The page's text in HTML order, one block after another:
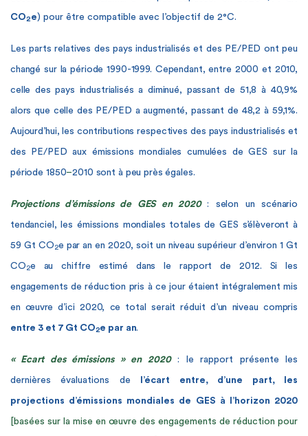
CO2 e) pour être compatible avec l’objectif de 2°C.
Les parts relatives des pays industrialisés et des PE/PED ont peu
changé sur la période 1990-1999. Cependant, entre 2000 et 2010,
celle des pays industrialisés a diminué, passant de 51,8 à 40,9%
alors que celle des PE/PED a augmenté, passant de 48,2 à 59,1%.
Aujourd’hui, les contributions respectives des pays industrialisés et
des PE/PED aux émissions mondiales cumulées de GES sur la
période 1850–2010 sont à peu près égales.
Projections d’émissions de GES en 2020: selon un scénario
tendanciel, les émissions mondiales totales de GES s’élèveront à
59 Gt CO 2e par an en 2020, soit un niveau supérieur d’environ 1 Gt
CO 2e au chiffre estimé dans le rapport de 2012. Si les
engagements de réduction pris à ce jour étaient intégralement mis
en œuvre d’ici 2020, ce total serait réduit d’un niveau compris
entre 3 et 7 Gt CO2e par an.
« Ecart des émissions » en 2020: le rapport présente les
dernières évaluations de l’écart entre, d’une part, les
projections d’émissions mondiales de GES à l’horizon 2020
[basées sur la mise en œuvre des engagements de réduction pour